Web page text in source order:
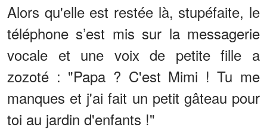
Alors qu'elle est restée là, stupéfaite, le
téléphone s’est mis sur la messagerie
vocale et une voix de petite fille a
zozoté : "Papa ? C'est Mimi ! Tu me
manques et j'ai fait un petit gâteau pour
toi au jardin d'enfants !"